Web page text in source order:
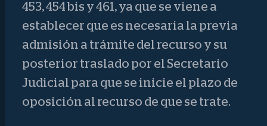
453, 454 bis y 461, ya que se viene a
establecer que es necesaria la previa
admisión a trámite del recurso y su
posterior traslado por el Secretario
Judicial para que se inicie el plazo de
oposición al recurso de que se trate.